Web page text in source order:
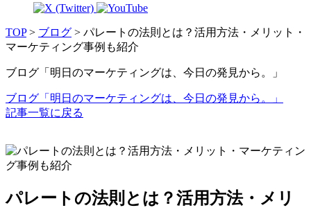
TOP> ブログ > パレートの法則とは？活用方法・メリット・
マーケティング事例も紹介
ブログ「明日のマーケティングは、今日の発見から。」
ブログ「明日のマーケティングは、今日の発見から。」
記事一覧に戻る
パレートの法則とは？活用方法・メリ